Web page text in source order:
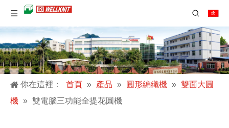
你在這裡： 首頁 » 產品 » 圓形編織機 » 雙面大圓
機 » 雙電腦三功能全提花圓機